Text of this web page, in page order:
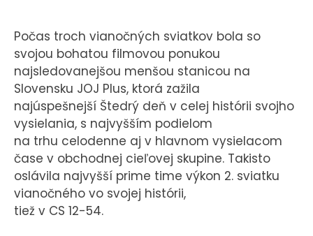
Počas troch vianočných sviatkov bola so
svojou bohatou filmovou ponukou
najsledovanejšou menšou stanicou na
Slovensku JOJ Plus, ktorá zažila
najúspešnejší Štedrý deň v celej histórii svojho
vysielania, s najvyšším podielom
na trhu celodenne aj v hlavnom vysielacom
čase v obchodnej cieľovej skupine. Takisto
oslávila najvyšší prime time výkon 2. sviatku
vianočného vo svojej histórii,
tiež v CS 12-54.